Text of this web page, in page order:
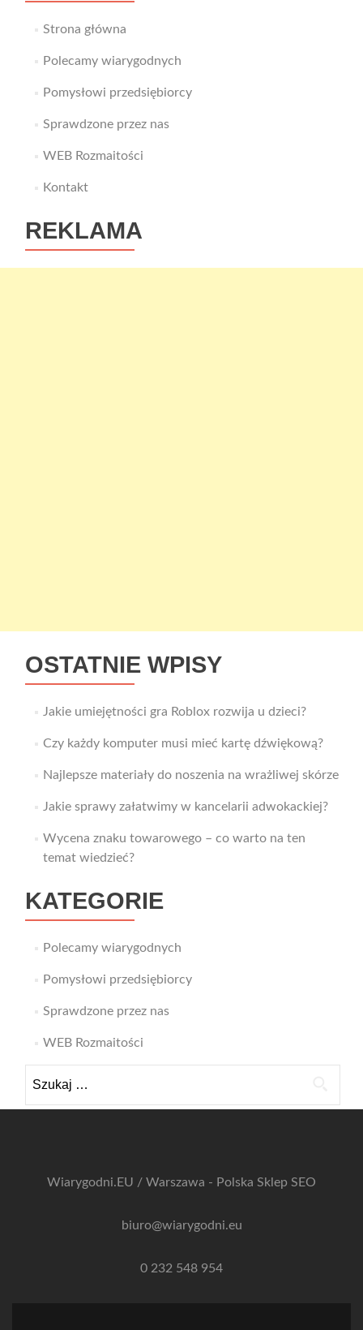
Strona główna
Polecamy wiarygodnych
Pomysłowi przedsiębiorcy
Sprawdzone przez nas
WEB Rozmaitości
Kontakt
REKLAMA
OSTATNIE WPISY
Jakie umiejętności gra Roblox rozwija u dzieci?
Czy każdy komputer musi mieć kartę dźwiękową?
Najlepsze materiały do noszenia na wrażliwej skórze
Jakie sprawy załatwimy w kancelarii adwokackiej?
Wycena znaku towarowego – co warto na ten
temat wiedzieć?
KATEGORIE
Polecamy wiarygodnych
Pomysłowi przedsiębiorcy
Sprawdzone przez nas
WEB Rozmaitości
Wiarygodni.EU / Warszawa - Polska Sklep SEO
biuro@wiarygodni.eu
0 232 548 954